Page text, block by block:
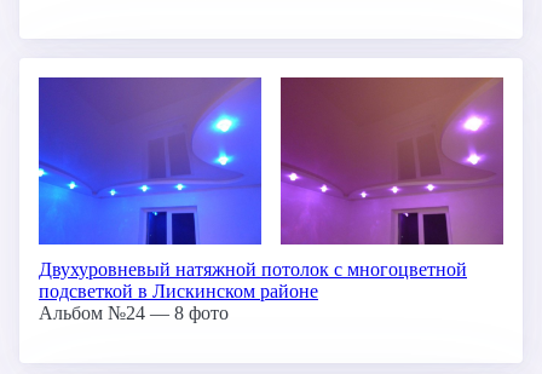
Двухуровневый натяжной потолок с многоцветной
подсветкой в Лискинском районе
Альбом №24 — 8 фото